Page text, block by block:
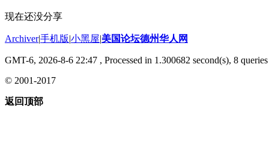
现在还没分享
Archiver|手机版|小黑屋|美国论坛德州华人网
GMT-6, 2026-8-6 22:47 , Processed in 1.300682 second(s), 8
© 2001-2017
返回顶部